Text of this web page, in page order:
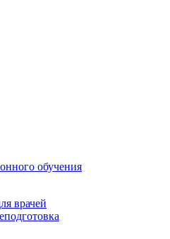
обучения
врачей